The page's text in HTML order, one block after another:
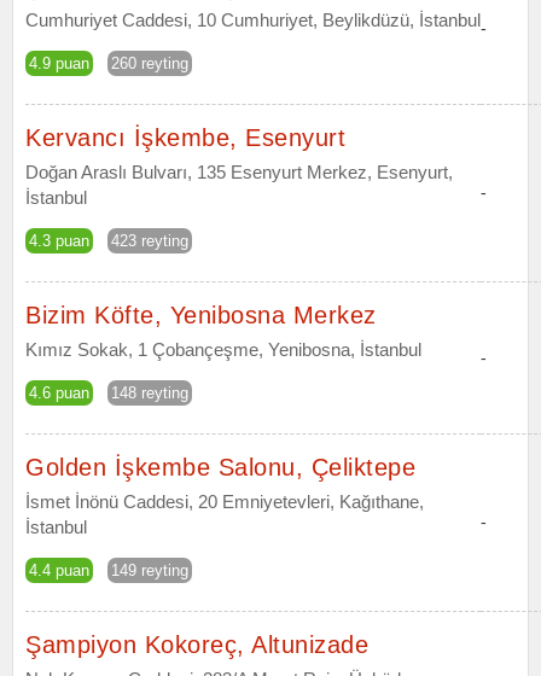
Cumhuriyet Caddesi, 10 Cumhuriyet, Beylikdüzü, İstanbul
4.9 puan 260 reyting
-
Kervancı İşkembe, Esenyurt
Doğan Araslı Bulvarı, 135 Esenyurt Merkez, Esenyurt,
İstanbul
4.3 puan 423 reyting
-
Bizim Köfte, Yenibosna Merkez
Kımız Sokak, 1 Çobançeşme, Yenibosna, İstanbul
4.6 puan 148 reyting
-
Golden İşkembe Salonu, Çeliktepe
İsmet İnönü Caddesi, 20 Emniyetevleri, Kağıthane,
İstanbul
4.4 puan 149 reyting
-
Şampiyon Kokoreç, Altunizade